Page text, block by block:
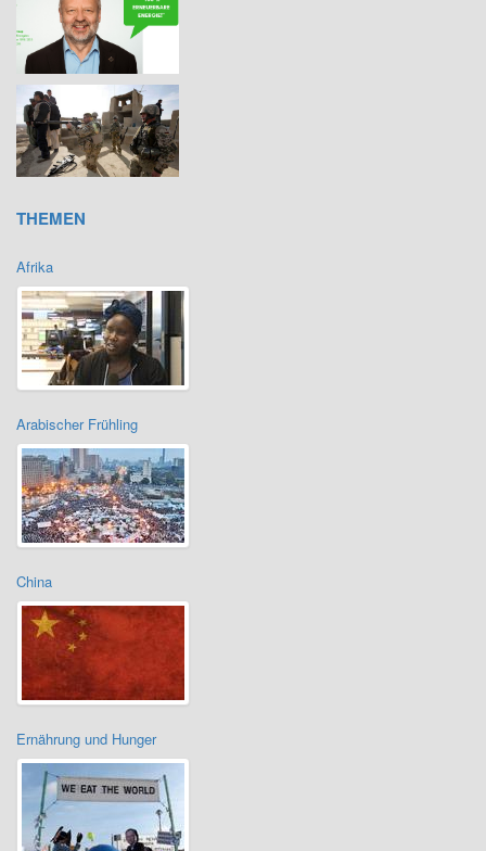
THEMEN
Afrika
Arabischer Frühling
China
Ernährung und Hunger